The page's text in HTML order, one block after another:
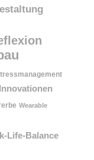
Wearable
Life-Balance